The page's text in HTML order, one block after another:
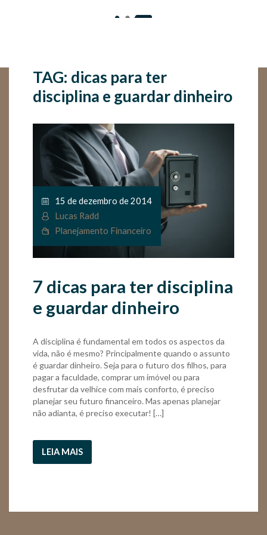
TAG: dicas para ter
disciplina e guardar dinheiro
15 de dezembro de 2014
Lucas Radd
Planejamento Financeiro
7 dicas para ter disciplina
e guardar dinheiro
A disciplina é fundamental em todos os aspectos da
vida, não é mesmo? Principalmente quando o assunto
é guardar dinheiro. Seja para o futuro dos filhos, para
pagar a faculdade, comprar um imóvel ou para
desfrutar da velhice com mais conforto, é preciso
planejar seu futuro financeiro. Mas apenas planejar
não adianta, é preciso executar! […]
LEIA MAIS